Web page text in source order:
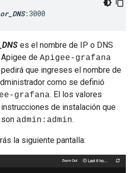
:3000
es el nombre de IP o DNS
de Apigee-grafana
que ingreses el nombre de
como se definió
grafana. El los valores
de instalación que
admin:admin.
la siguiente pantalla: